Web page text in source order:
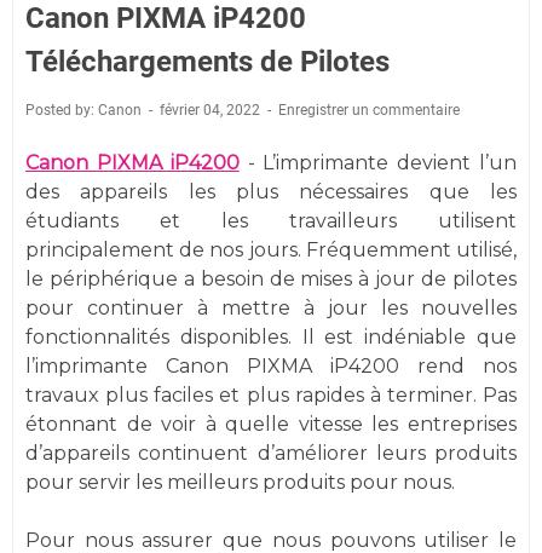
Canon PIXMA iP4200
Téléchargements de Pilotes
Posted by: Canon février 04, 2022 Enregistrer un commentaire
Canon PIXMA iP4200- L’imprimante devient l’un
des appareils les plus nécessaires que les
étudiants et les travailleurs utilisent
principalement de nos jours. Fréquemment utilisé,
le périphérique a besoin de mises à jour de pilotes
pour continuer à mettre à jour les nouvelles
fonctionnalités disponibles. Il est indéniable que
l’imprimante Canon PIXMA iP4200 rend nos
travaux plus faciles et plus rapides à terminer. Pas
étonnant de voir à quelle vitesse les entreprises
d’appareils continuent d’améliorer leurs produits
pour servir les meilleurs produits pour nous.
Pour nous assurer que nous pouvons utiliser le